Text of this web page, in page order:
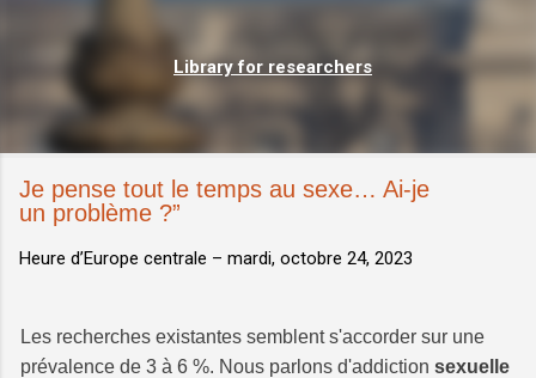
Library for researchers
Je pense tout le temps au sexe… Ai-je
un problème ?”
Heure d’Europe centrale – mardi, octobre 24, 2023
Les recherches existantes semblent s'accorder sur une
prévalence de 3 à 6 %. Nous parlons d'addiction sexuelle